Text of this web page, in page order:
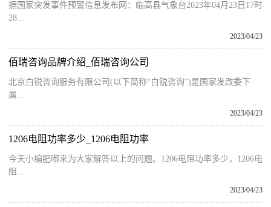
据国家突发事件预警信息发布网：临高县气象台2023年04月23日17时
28...
2023/04/23
佰瑞咨询品牌介绍_佰瑞咨询公司
北京白锐咨询服务有限公司(以下简称“白锐咨询”)是国家发改委下
属...
2023/04/23
1206电阻功率多少_1206电阻功率
今天小编肥嘟来为大家解答以上的问题。1206电阻功率多少，1206电
阻...
2023/04/23